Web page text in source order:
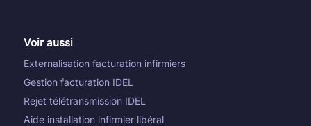
Voir aussi
Externalisation facturation infirmiers
Gestion facturation IDEL
Rejet télétransmission IDEL
Aide installation infirmier libéral